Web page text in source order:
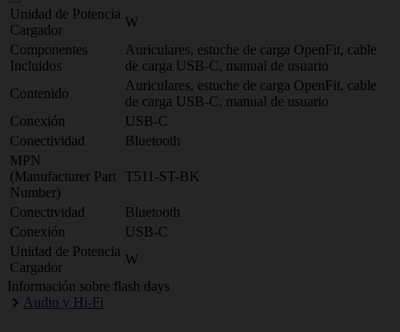
Unidad de Potencia
Cargador
W
Componentes
Incluidos
Auriculares, estuche de carga OpenFit, cable
de carga USB-C, manual de usuario
Contenido
Auriculares, estuche de carga OpenFit, cable
de carga USB-C, manual de usuario
Conexión
USB-C
Conectividad
Bluetooth
MPN
(Manufacturer Part
Number)
T511-ST-BK
Conectividad
Bluetooth
Conexión
USB-C
Unidad de Potencia
Cargador
W
Información sobre flash days
Audio y Hi-Fi